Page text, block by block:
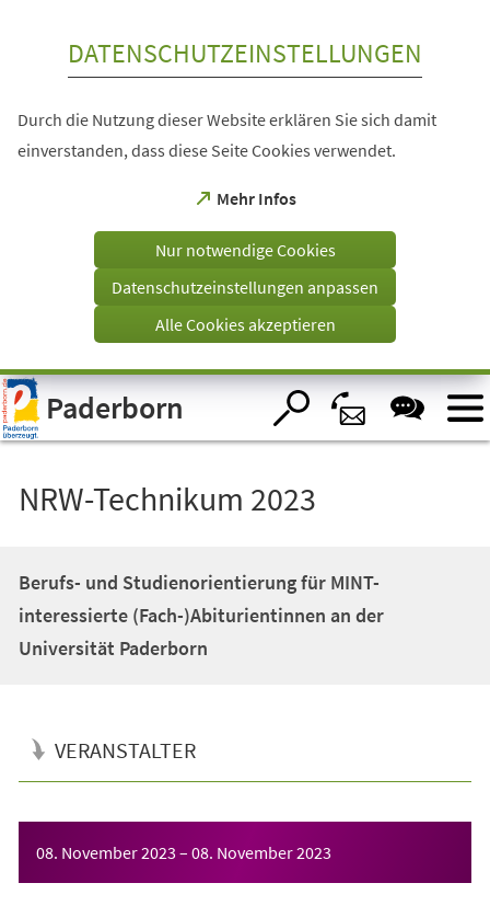
Visuelle
Assistenzsoftware
öffnen.
DATENSCHUTZEINSTELLUNGEN
Durch die Nutzung dieser Website erklären Sie sich damit
einverstanden, dass diese Seite Cookies verwendet.
Mehr Infos
(Öffnet
einem
Tab)
Nur notwendige Cookies
Datenschutzeinstellungen anpassen
Alle Cookies akzeptieren
Paderborn
NRW-Technikum 2023
Berufs- und Studienorientierung für MINT-
interessierte (Fach-)Abiturientinnen an der
Universität Paderborn
VERANSTALTER
08. November 2023 – 08. November 2023